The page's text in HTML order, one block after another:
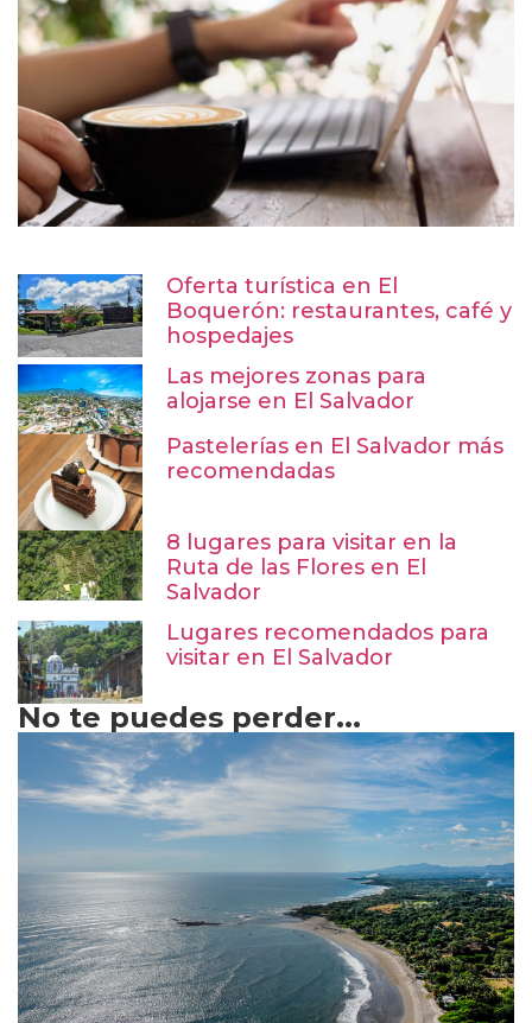
Oferta turística en El
Boquerón: restaurantes, café y
hospedajes
Las mejores zonas para
alojarse en El Salvador
Pastelerías en El Salvador más
recomendadas
8 lugares para visitar en la
Ruta de las Flores en El
Salvador
Lugares recomendados para
visitar en El Salvador
No te puedes perder...